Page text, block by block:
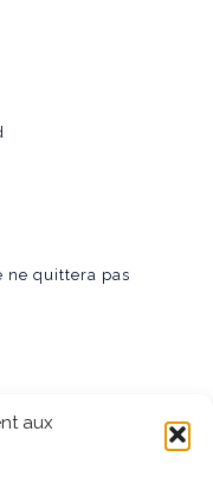
aux
quittera pas